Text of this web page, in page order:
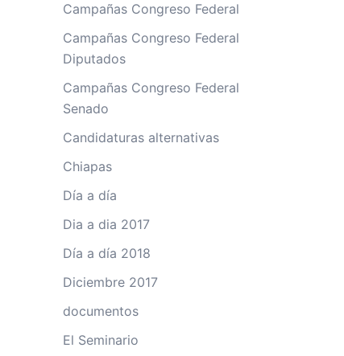
Campañas Congreso Federal
Campañas Congreso Federal
Diputados
Campañas Congreso Federal
Senado
Candidaturas alternativas
Chiapas
Día a día
Dia a dia 2017
Día a día 2018
Diciembre 2017
documentos
El Seminario